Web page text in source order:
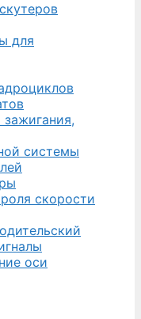
для
системы
скорости
оси